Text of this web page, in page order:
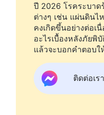
ปี 2026 โรคระบาด
ต่างๆ เช่น แผ่นดินไ
คงเกิดขึ้นอย่างต่อเ
อะไรเบื้องหลังภัยพิ
แล้วจะบอกคำตอบ
ติดต่อเร